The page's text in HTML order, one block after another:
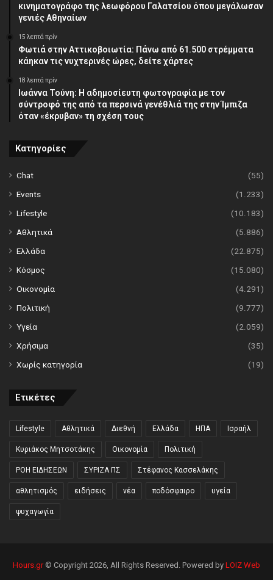
κινηματογράφο της λεωφόρου Γαλατσίου όπου μεγάλωσαν
γενιές Αθηναίων
15 λεπτά πρίν
Φωτιά στην Αττικοβοιωτία: Πάνω από 61.500 στρέμματα
κάηκαν τις νυχτερινές ώρες, δείτε χάρτες
18 λεπτά πρίν
Ιωάννα Τούνη: Η αδημοσίευτη φωτογραφία με τον
σύντροφό της από τα περσινά γενέθλιά της στην Ίμπιζα
όταν «έκρυβαν» τη σχέση τους
Κατηγορίες
Chat
(55)
Events
(1.233)
Lifestyle
(10.183)
Αθλητικά
(5.886)
Ελλάδα
(22.875)
Κόσμος
(15.080)
Οικονομία
(4.291)
Πολιτική
(9.777)
Υγεία
(2.059)
Χρήσιμα
(35)
Χωρίς κατηγορία
(19)
Ετικέτες
Lifestyle Αθλητικά Διεθνή Ελλάδα ΗΠΑ Ισραήλ
Κυριάκος Μητσοτάκης Οικονομία Πολιτική
ΡΟΗ ΕΙΔΗΣΕΩΝ ΣΥΡΙΖΑ ΠΣ Στέφανος Κασσελάκης
αθλητισμός ειδήσεις νέα ποδόσφαιρο υγεία
ψυχαγωγία
Hours.gr© Copyright 2026, All Rights Reserved. Powered by LOIZ Web